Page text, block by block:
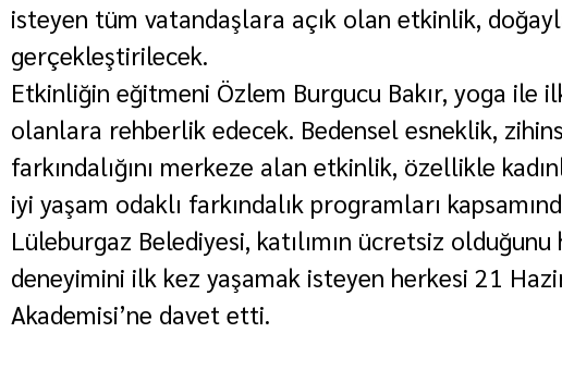
isteyen tüm vatandaşlara açık olan etkinlik,
gerçekleştirilecek.
Etkinliğin eğitmeni Özlem Burgucu Bakır, yoga ile
olanlara rehberlik edecek. Bedensel esneklik,
farkındalığını merkeze alan etkinlik, özellikle
iyi yaşam odaklı farkındalık programları
Lüleburgaz Belediyesi, katılımın ücretsiz
deneyimini ilk kez yaşamak isteyen herkesi 21
Akademisi’ne davet etti.